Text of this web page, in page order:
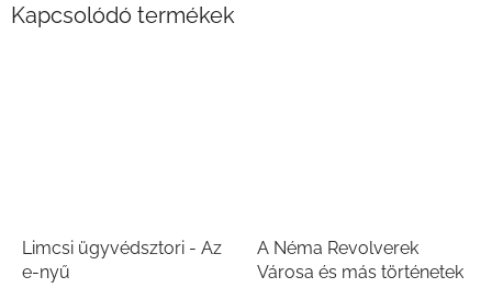
Kapcsolódó termékek
Limcsi ügyvédsztori - Az
e-nyű
A Néma Revolverek
Városa és más történetek